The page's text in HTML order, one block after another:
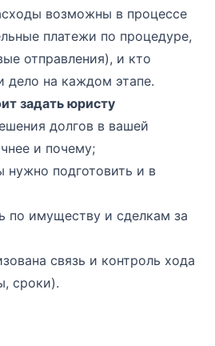
возможны в процессе
платежи по процедуре,
отправления), и кто
дело на каждом этапе.
задать юристу
долгов в вашей
и почему;
подготовить и в
по имуществу и сделкам за
связь и контроль хода
сроки).